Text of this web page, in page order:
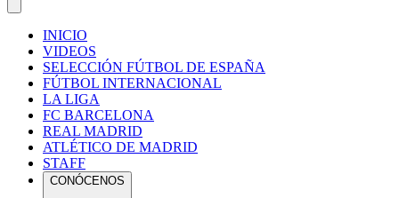
INICIO
VIDEOS
SELECCIÓN FÚTBOL DE ESPAÑA
FÚTBOL INTERNACIONAL
LA LIGA
FC BARCELONA
REAL MADRID
ATLÉTICO DE MADRID
STAFF
CONÓCENOS